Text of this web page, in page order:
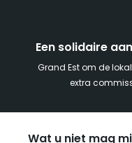
Een solidaire
Grand Est om de
extra